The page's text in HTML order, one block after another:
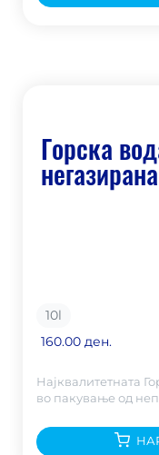
Горска
10l
160.00 ден.
Најквалитетната
во пакување од